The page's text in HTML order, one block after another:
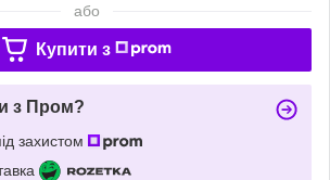
або
Купити з
з Пром?
захистом